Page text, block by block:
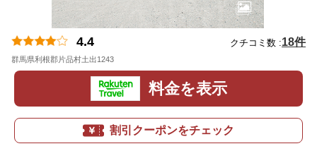
4.4 クチコミ数 :18件
群馬県利根郡片品村土出1243
料金を表示
割引クーポンをチェック